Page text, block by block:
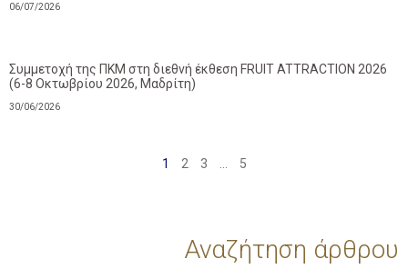
06/07/2026
Συμμετοχή της ΠΚΜ στη διεθνή έκθεση FRUIT ATTRACTION 2026
(6-8 Οκτωβρίου 2026, Μαδρίτη)
30/06/2026
1 2 3 5
Αναζήτηση άρθρου